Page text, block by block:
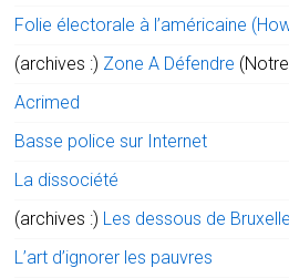
Folie électorale à l’américaine
(archives :) Zone A Défendre
Acrimed
Basse police sur Internet
La dissociété
(archives :) Les dessous de
L’art d’ignorer les pauvres